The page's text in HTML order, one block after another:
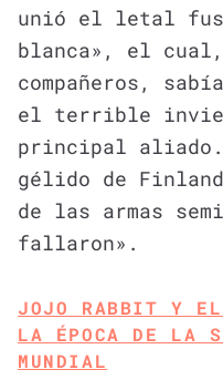
unió el letal
blanca», el
compañeros,
el terrible
principal
gélido de
de las armas
fallaron».
JOJO RABBIT Y EL
LA ÉPOCA DE LA
MUNDIAL